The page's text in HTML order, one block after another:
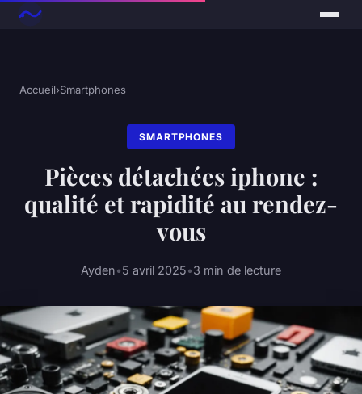
Accueil›Smartphones
SMARTPHONES
Pièces détachées iphone :
qualité et rapidité au rendez-
vous
Ayden•5 avril 2025•3 min de lecture